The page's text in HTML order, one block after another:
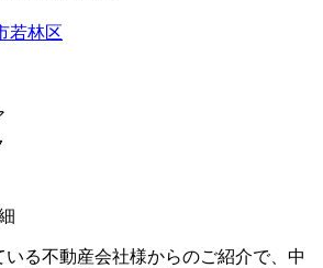
若林区
いる不動産会社様からのご紹介で、中